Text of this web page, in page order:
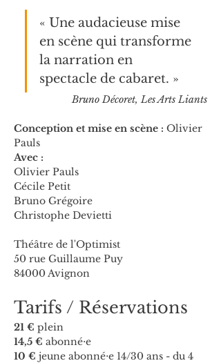
« Une audacieuse mise
en scène qui transforme
la narration en
spectacle de cabaret. »
Bruno Décoret, Les Arts Liants
Conception et mise en scène : Olivier
Pauls
Avec :
Olivier Pauls
Cécile Petit
Bruno Grégoire
Christophe Devietti
Théâtre de l'Optimist
50 rue Guillaume Puy
84000 Avignon
Tarifs / Réservations
21 € plein
14,5 € abonné⋅e
10 € jeune abonné⋅e 14/30 ans - du 4